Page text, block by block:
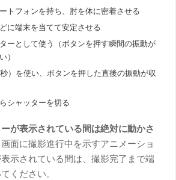
トフォンを持ち、肘を体に密着させる
に端末を当てて安定させる
ーとして使う（ボタンを押す瞬間の振動が
）
）を使い、ボタンを押した直後の振動が収
シャッターを切る
が表示されている間は絶対に動かさ
画面に撮影進行中を示すアニメーショ
示されている間は、撮影完了まで端
ください。